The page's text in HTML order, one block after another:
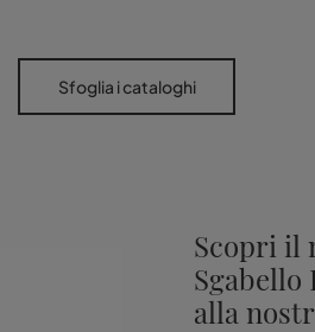
Sfoglia i cataloghi
Scopri il
Sgabello
alla